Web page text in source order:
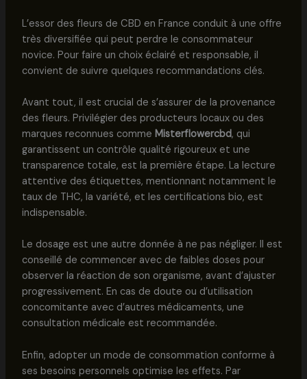
L’essor des fleurs de CBD en France conduit à une offre
très diversifiée qui peut perdre le consommateur
novice. Pour faire un choix éclairé et responsable, il
convient de suivre quelques recommandations clés.
Avant tout, il est crucial de s’assurer de la provenance
des fleurs. Privilégier des producteurs locaux ou des
marques reconnues comme Misterflowercbd, qui
garantissent un contrôle qualité rigoureux et une
transparence totale, est la première étape. La lecture
attentive des étiquettes, mentionnant notamment le
taux de THC, la variété, et les certifications bio, est
indispensable.
Le dosage est une autre donnée à ne pas négliger. Il est
conseillé de commencer avec de faibles doses pour
observer la réaction de son organisme, avant d’ajuster
progressivement. En cas de doute ou d’utilisation
concomitante avec d’autres médicaments, une
consultation médicale est recommandée.
Enfin, adopter un mode de consommation conforme à
ses besoins personnels optimise les effets. Par